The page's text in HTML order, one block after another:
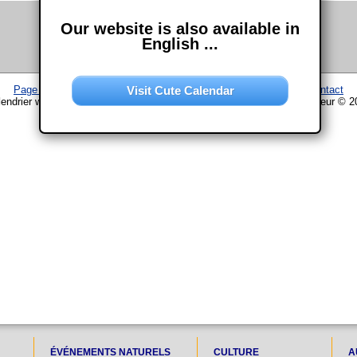
Page d'accueil Calendrier–Plan du site–Mentions légales
Contact
www.chouette-calendrier.com • 9. Décembre 2027 – droit d'auteur ©
ÉVÉNEMENTS NATURELS CULTURE
Our website is also available in
English ...
Visit Cute Calendar